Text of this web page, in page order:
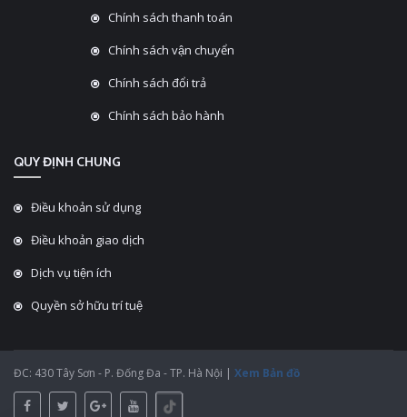
Chính sách thanh toán
Chính sách vận chuyển
Chính sách đổi trả
Chính sách bảo hành
QUY ĐỊNH CHUNG
Điều khoản sử dụng
Điều khoản giao dịch
Dịch vụ tiện ích
Quyền sở hữu trí tuệ
ĐC: 430 Tây Sơn - P. Đống Đa - TP. Hà Nội | Xem Bản đồ